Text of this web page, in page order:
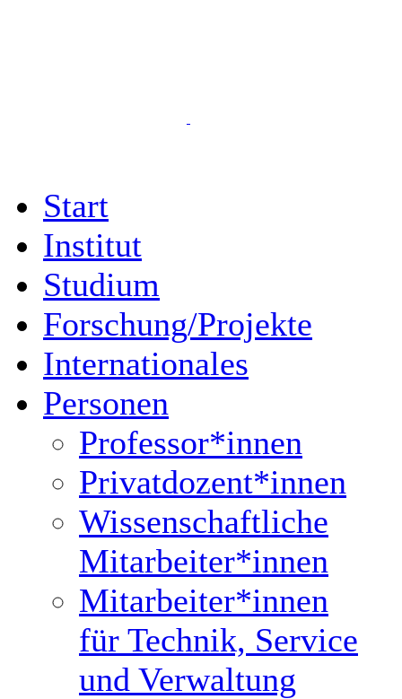
Start
Institut
Studium
Forschung/Projekte
Internationales
Personen
Professor*innen
Privatdozent*innen
Wissenschaftliche
Mitarbeiter*innen
Mitarbeiter*innen
für Technik, Service
und Verwaltung